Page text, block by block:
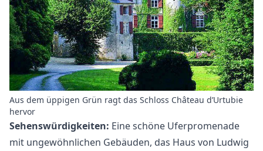
Aus dem üppigen Grün ragt das Schloss Château d’Urtubie
hervor
Sehenswürdigkeiten: Eine schöne Uferpromenade
mit ungewöhnlichen Gebäuden, das Haus von Ludwig